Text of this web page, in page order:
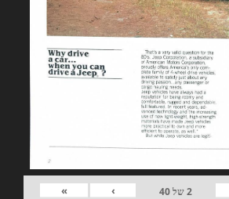
2של40
›
»